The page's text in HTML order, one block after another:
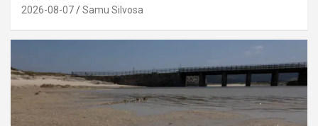
2026-08-07 Samu Silvosa